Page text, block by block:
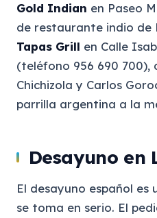
Gold Indian en Paseo
de restaurante indio de
Tapas Grill en Calle
(teléfono 956 690 700),
Chichizola y Carlos
parrilla argentina a la
Desayuno en
El desayuno español
se toma en serio. El